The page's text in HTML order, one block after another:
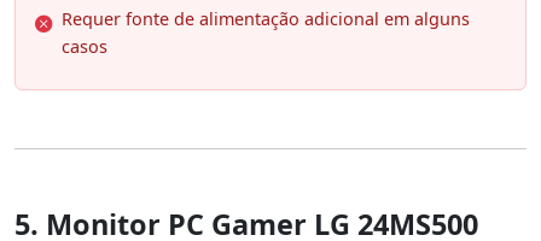
Requer fonte de alimentação adicional em alguns
casos
5. Monitor PC Gamer LG 24MS500